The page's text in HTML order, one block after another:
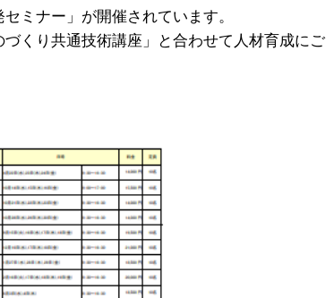
ミナー」が開催されています。
くり共通技術講座」と合わせて人材育成にご